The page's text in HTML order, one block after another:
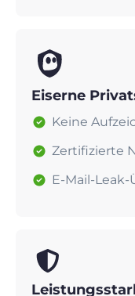
Eiserne
Keine
Zertifizierte
E-Mail-